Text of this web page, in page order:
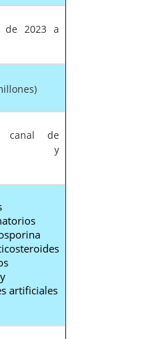
de 2023 a
canal de
y
artificiales